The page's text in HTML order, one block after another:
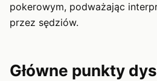
pokerowym, podważając
przez sędziów.
Główne punkty